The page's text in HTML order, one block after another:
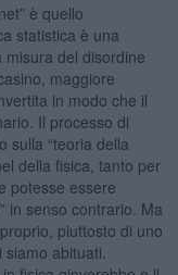
è quello
statistica è una
del disordine
maggiore
in modo che il
Il processo di
sulla “teoria della
della fisica, tanto per
potesse essere
in senso contrario. Ma
piuttosto di uno
abituati.